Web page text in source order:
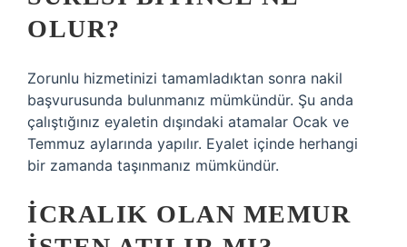
OLUR?
Zorunlu hizmetinizi tamamladıktan sonra nakil
başvurusunda bulunmanız mümkündür. Şu anda
çalıştığınız eyaletin dışındaki atamalar Ocak ve
Temmuz aylarında yapılır. Eyalet içinde herhangi
bir zamanda taşınmanız mümkündür.
İCRALIK OLAN MEMUR